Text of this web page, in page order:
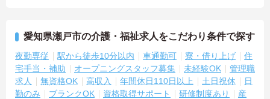
愛知県瀬戸市の介護・福祉求人をこだわり条件で探す
夜勤専従 駅から徒歩10分以内 車通勤可 寮・借り上げ
住
宅手当・補助
オープニングスタッフ募集 未経験OK
管理職
求人
無資格OK 高収入 年間休日110日以上 土日祝休
日
勤のみ
ブランクOK 資格取得サポート 研修制度あり
産